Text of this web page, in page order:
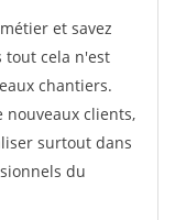
et savez
tout cela n'est
chantiers.
nouveaux clients,
surtout dans
du